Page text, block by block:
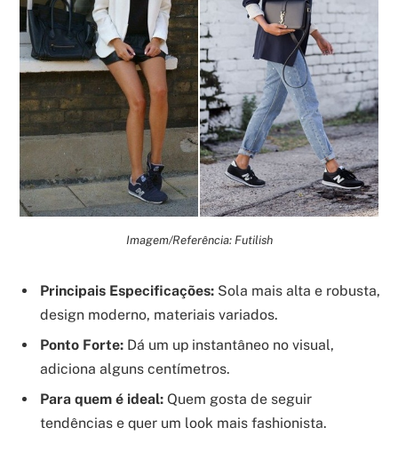
Imagem/Referência: Futilish
Principais Especificações: Sola mais alta e robusta,
design moderno, materiais variados.
Ponto Forte: Dá um up instantâneo no visual,
adiciona alguns centímetros.
Para quem é ideal: Quem gosta de seguir
tendências e quer um look mais fashionista.